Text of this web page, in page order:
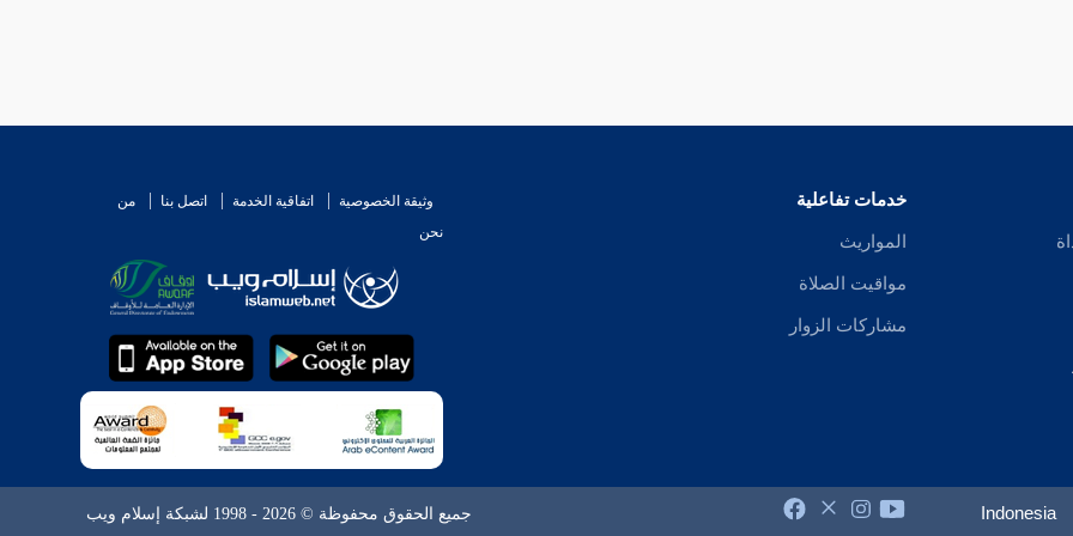
خدمات تفاعلية
المواريث
مواقيت الصلاة
مشاركات الزوار
وثيقة الخصوصية اتفاقية الخدمة اتصل بنا
من
نحن
Indonesia جميع الحقوق محفوظة © 2026 - 1998 لشبكة إسلام ويب